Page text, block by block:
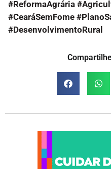
#ReformaAgrária
#CearáSemFome
#DesenvolvimentoRural